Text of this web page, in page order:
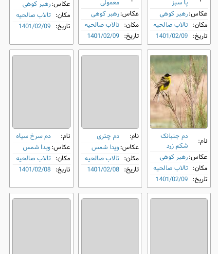
پا سبز
عکاس:رهبر کوهی
مکان: تالاب صالحیه
تاریخ: 1401/02/09
معمولی
عکاس:رهبر کوهی
مکان: تالاب صالحیه
تاریخ: 1401/02/09
عکاس:رهبر کوهی
مکان: تالاب صالحیه
تاریخ: 1401/02/09
نام:
دم ‌جنبانک
شکم ‌زرد
عکاس:رهبر کوهی
مکان: تالاب صالحیه
تاریخ: 1401/02/09
نام:
دم ‌چتری
عکاس:ویدا شمس
مکان: تالاب صالحیه
تاریخ: 1401/02/08
نام:
دم‌ سرخ سیاه
عکاس:ویدا شمس
مکان: تالاب صالحیه
تاریخ: 1401/02/08